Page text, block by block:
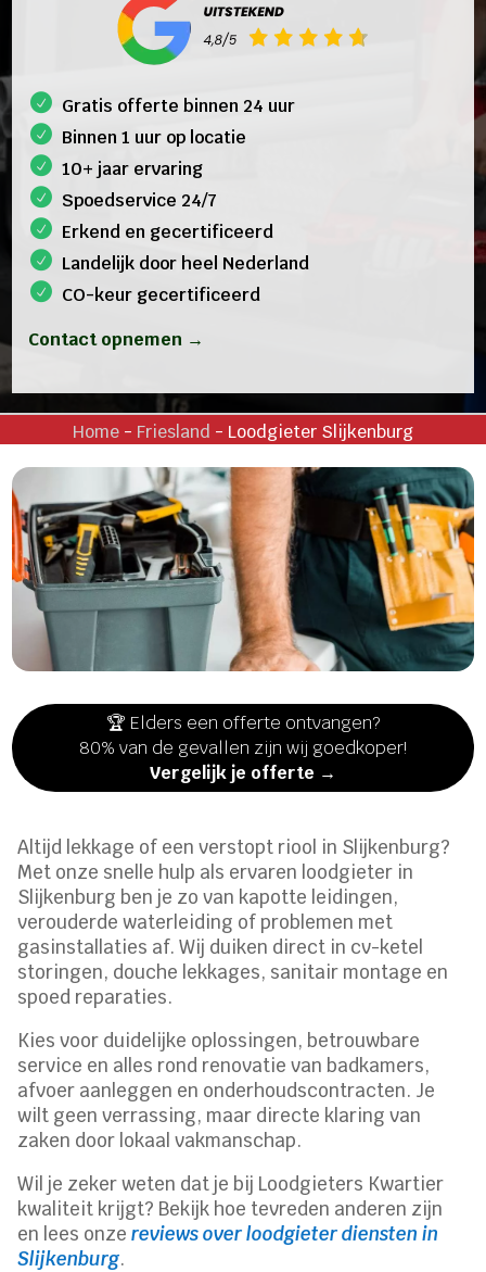
Gratis offerte binnen 24 uur
Binnen 1 uur op locatie
10+ jaar ervaring
Spoedservice 24/7
Erkend en gecertificeerd
Landelijk door heel Nederland
CO-keur gecertificeerd
Contact opnemen →
Home- Friesland - Loodgieter Slijkenburg
🏆 Elders een offerte ontvangen?
80% van de gevallen zijn wij goedkoper!
Vergelijk je offerte →
Altijd lekkage of een verstopt riool in Slijkenburg?
Met onze snelle hulp als ervaren loodgieter in
Slijkenburg ben je zo van kapotte leidingen,
verouderde waterleiding of problemen met
gasinstallaties af. Wij duiken direct in cv-ketel
storingen, douche lekkages, sanitair montage en
spoed reparaties.
Kies voor duidelijke oplossingen, betrouwbare
service en alles rond renovatie van badkamers,
afvoer aanleggen en onderhoudscontracten. Je
wilt geen verrassing, maar directe klaring van
zaken door lokaal vakmanschap.
Wil je zeker weten dat je bij Loodgieters Kwartier
kwaliteit krijgt? Bekijk hoe tevreden anderen zijn
en lees onzereviews over loodgieter diensten in
Slijkenburg.